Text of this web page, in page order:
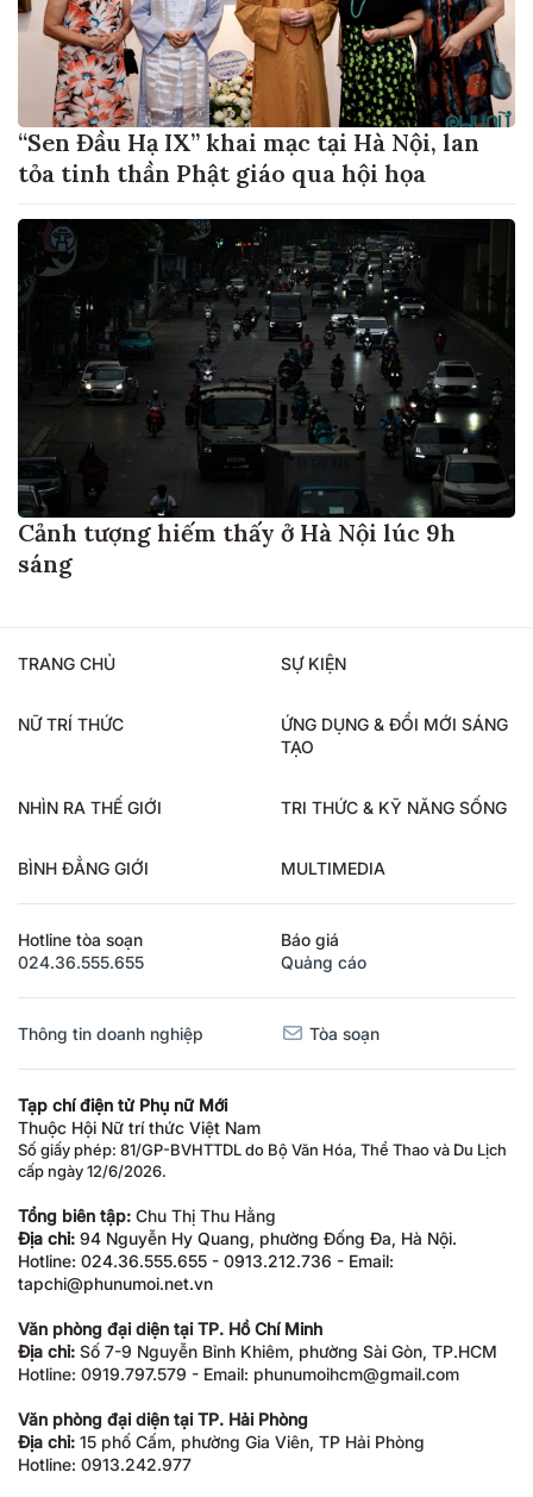
“Sen Đầu Hạ IX” khai mạc tại Hà Nội, lan
tỏa tinh thần Phật giáo qua hội họa
Cảnh tượng hiếm thấy ở Hà Nội lúc 9h
sáng
TRANG CHỦ SỰ KIỆN
NỮ TRÍ THỨC
ỨNG DỤNG & ĐỔI MỚI SÁNG
TẠO
NHÌN RA THẾ GIỚI TRI THỨC & KỸ NĂNG SỐNG
BÌNH ĐẲNG GIỚI MULTIMEDIA
Hotline tòa soạn
024.36.555.655
Báo giá
Quảng cáo
Thông tin doanh nghiệp Tòa soạn
Tạp chí điện tử Phụ nữ Mới
Thuộc Hội Nữ trí thức Việt Nam
Số giấy phép: 81/GP-BVHTTDL do Bộ Văn Hóa, Thể Thao và Du Lịch
cấp ngày 12/6/2026.
Tổng biên tập: Chu Thị Thu Hằng
Địa chỉ: 94 Nguyễn Hy Quang, phường Đống Đa, Hà Nội.
Hotline: 024.36.555.655 - 0913.212.736 - Email:
tapchi@phunumoi.net.vn
Văn phòng đại diện tại TP. Hồ Chí Minh
Địa chỉ: Số 7-9 Nguyễn Bỉnh Khiêm, phường Sài Gòn, TP.HCM
Hotline: 0919.797.579 - Email: phunumoihcm@gmail.com
Văn phòng đại diện tại TP. Hải Phòng
Địa chỉ: 15 phố Cấm, phường Gia Viên, TP Hải Phòng
Hotline: 0913.242.977